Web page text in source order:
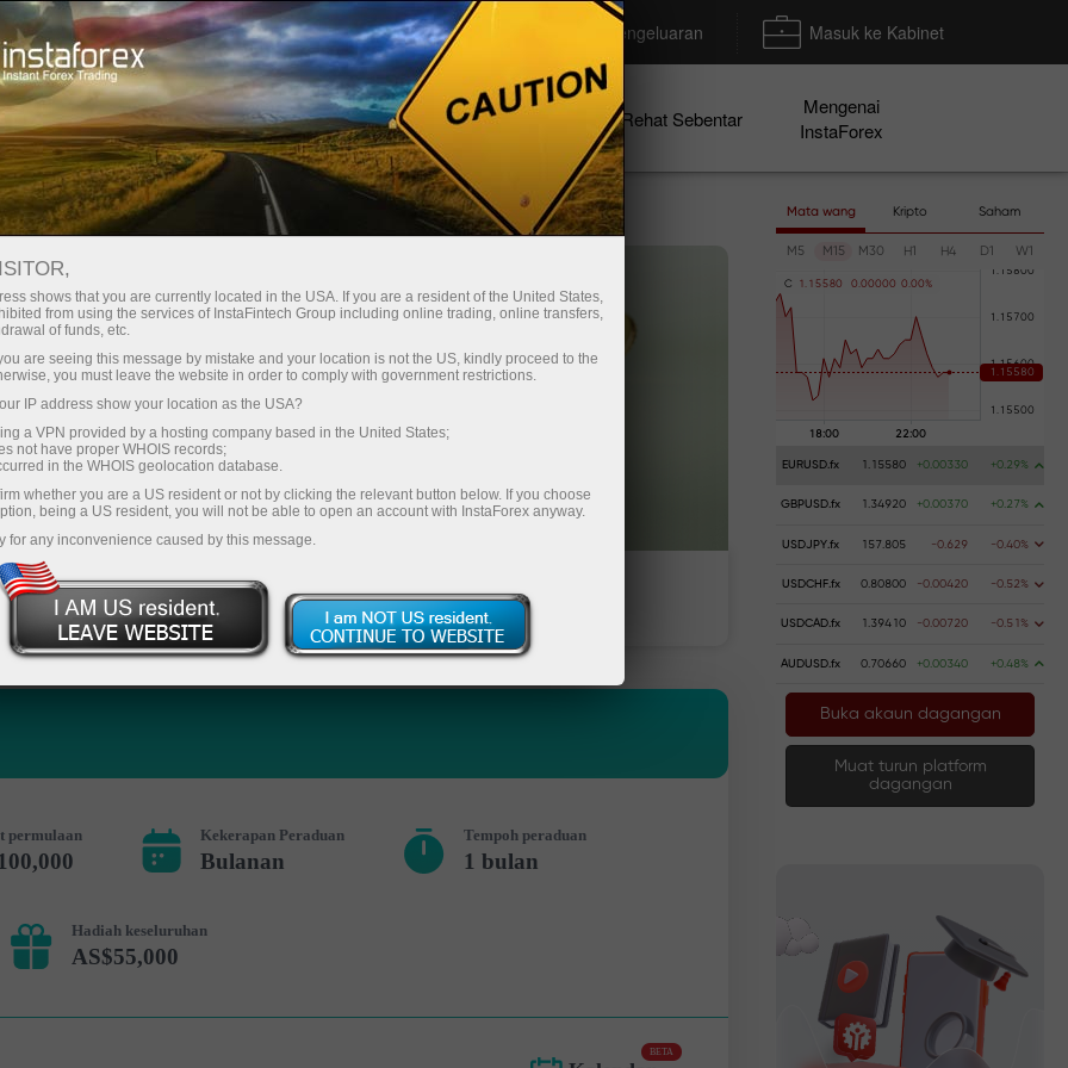
akaun segera Platform dagangan Deposit/Pengeluaran Masuk ke Kabinet
Pedagang
Baru
Untuk Pelabur
Untuk Rakan
Niaga
Kempen Rehat Sebentar
Mengenai
InstaForex
yang
Deposit wang
permulaan Kekerapan Peraduan
Bulanan
Tempoh peraduan
1 bulan
Hadiah keseluruhan
AS$55,000
BETA
Mata wang Kripto Saham
M5 M15 M30 H1 H4 D1 W1
C 1 . 1 5580 0 .00000 0 .00%
EURUSD.fx 1.15580 +0.00330 +0.29%
GBPUSD.fx 1.34920 +0.00370 +0.27%
USDJPY.fx 157.805 -0.629 -0.40%
USDCHF.fx 0.80800 -0.00420 -0.52%
USDCAD.fx 1.39410 -0.00720 -0.51%
AUDUSD.fx 0.70660 +0.00340 +0.48%
Buka akaun dagangan
Muat turun platform
dagangan
shows that you are currently located in the USA. If you are a resident of the United States,
from using the services of InstaFintech Group including online trading, online transfers,
of funds, etc.
are seeing this message by mistake and your location is not the US, kindly proceed to the
you must leave the website in order to comply with government restrictions.
IP address show your location as the USA?
a VPN provided by a hosting company based in the United States;
not have proper WHOIS records;
in the WHOIS geolocation database.
whether you are a US resident or not by clicking the relevant button below. If you choose
being a US resident, you will not be able to open an account with InstaForex anyway.
for any inconvenience caused by this message.